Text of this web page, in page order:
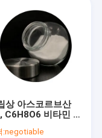
상 아스코르브산
C6H8O6 비타민 C
:negotiable